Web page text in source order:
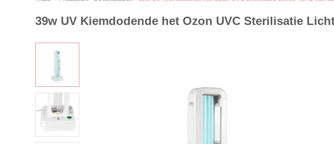
39w UV Kiemdodende het Ozon UVC Sterilisatie